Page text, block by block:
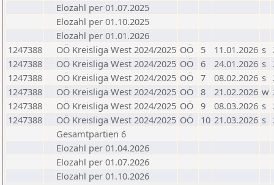
Elozahl per 01.07.2025
Elozahl per 01.10.2025
Elozahl per 01.01.2026
1247388
OÖ Kreisliga West 2024/2025 OÖ 5 11.01.2026 s
1247388
OÖ Kreisliga West 2024/2025 OÖ 6 24.01.2026 s
1247388
OÖ Kreisliga West 2024/2025 OÖ 7 08.02.2026 s
1247388
OÖ Kreisliga West 2024/2025 OÖ 8 21.02.2026 w
1247388
OÖ Kreisliga West 2024/2025 OÖ 9 08.03.2026 s
1247388
OÖ Kreisliga West 2024/2025 OÖ 10 21.03.2026 s
Gesamtpartien 6
Elozahl per 01.04.2026
Elozahl per 01.07.2026
Elozahl per 01.10.2026